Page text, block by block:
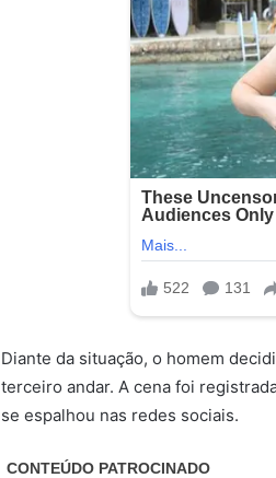
Diante da situação, o homem
terceiro andar. A cena foi
se espalhou nas redes sociais.